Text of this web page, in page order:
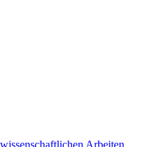
Arbeiten